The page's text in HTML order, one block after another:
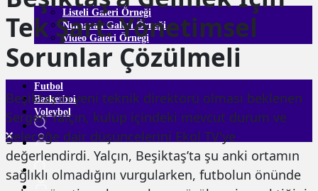
Listeli Galeri Örneği
Numaralı Galeri Örneği
Video Galeri Örneği
Futbol
Basketbol
Voleybol
Tek Şart: Yönetimsel
Sorunlar Çözülmeli
Beşiktaş’ın yeni teknik direktörü olması beklenen
Sergen Yalçın, kulüp içindeki mevcut durum ve
geleceğe dair düşüncelerini Ekol TV'ye
değerlendirdi. Yalçın, Beşiktaş’ta şu anki ortamın
sağlıklı olmadığını vurgularken, futbolun önünde